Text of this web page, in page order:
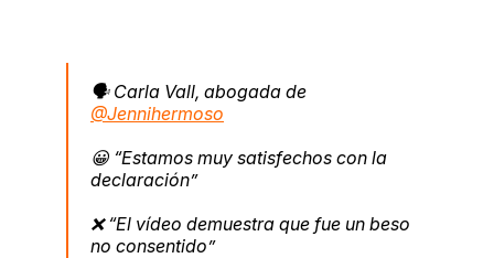
🗣️ Carla Vall, abogada de
@Jennihermoso
😀 “Estamos muy satisfechos con la
declaración”
❌ “El vídeo demuestra que fue un beso
no consentido”